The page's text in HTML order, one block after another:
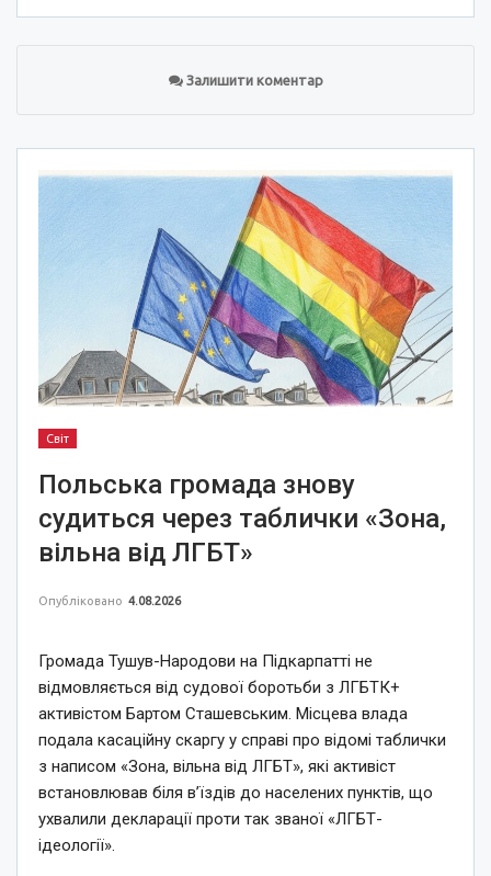
Залишити коментар
Світ
Польська громада знову
судиться через таблички «Зона,
вільна від ЛГБТ»
Опубліковано 4.08.2026
Громада Тушув-Народови на Підкарпатті не
відмовляється від судової боротьби з ЛГБТК+
активістом Бартом Сташевським. Місцева влада
подала касаційну скаргу у справі про відомі таблички
з написом «Зона, вільна від ЛГБТ», які активіст
встановлював біля в’їздів до населених пунктів, що
ухвалили декларації проти так званої «ЛГБТ-
ідеології».